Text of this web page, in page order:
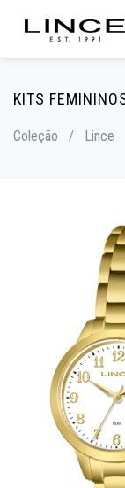
KITS
Coleção / Lince